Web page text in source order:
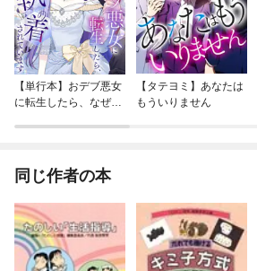
【単行本】おデブ悪女
に転生したら、なぜか
【タテヨミ】あなたは
もういりません
同じ作者の本